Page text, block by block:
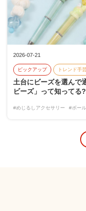
2026-07-21
ピックアップ トレンド手
土台にビーズを選んで
ビーズ」って知ってる?
#めじるしアクセサリー #ボー